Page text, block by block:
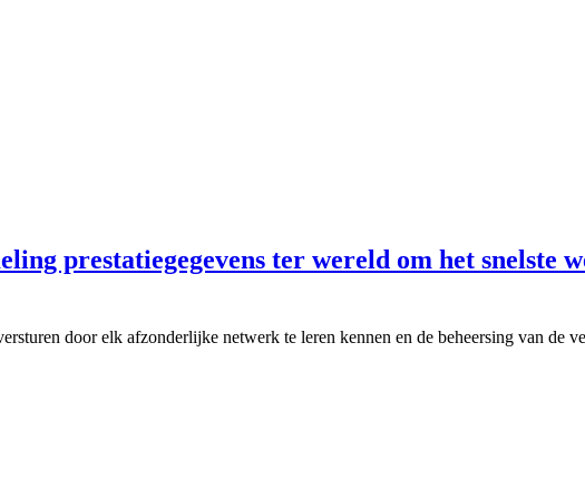
prestatiegegevens ter wereld om het snelste
door elk afzonderlijke netwerk te leren kennen en de beheersing van de